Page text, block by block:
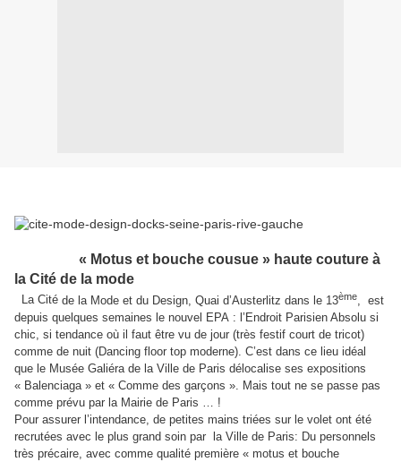
« Motus et bouche cousue » haute couture à
la Cité de la mode
La Cité de la Mode et du Design, Quai d’Austerlitz dans le 13ème
est
depuis quelques semaines le nouvel EPA : l’Endroit Parisien Absolu si
chic, si tendance où il faut être vu de jour (très festif court de tricot)
comme de nuit (Dancing floor top moderne). C’est dans ce lieu idéal
que le Musée Galiéra de la Ville de Paris délocalise ses expositions
« Balenciaga » et « Comme des garçons ». Mais tout ne se passe pas
comme prévu par la Mairie de Paris … !
Pour assurer l’intendance, de petites mains triées sur le volet ont été
recrutées avec le plus grand soin par la Ville de Paris: Du personnels
très précaire, avec comme qualité première « motus et bouche